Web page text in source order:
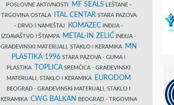
POSLOVNE AKTIVNOSTI
MF SEALS LEŠTANE -
TRGOVINA OSTALA
ITAL CENTAR STARA PAZOVA
- DRVO I NAMEŠTAJ
KOMAZEC INĐIJA -
IZDAVAŠTVO I ŠTAMPA
METAL-IN ZELIĆ INĐIJA -
GRAĐEVINSKI MATERIJALI, STAKLO I KERAMIKA
MN
PLASTIKA 1996 STARA PAZOVA - GUMA I
PLASTIKA
TOPLICA SREMČICA - GRAĐEVINSKI
MATERIJALI, STAKLO I KERAMIKA
EURODOM
BEOGRAD - GRAĐEVINSKI MATERIJALI, STAKLO I
KERAMIKA CWG BALKAN
BEOGRAD - TRGOVINA